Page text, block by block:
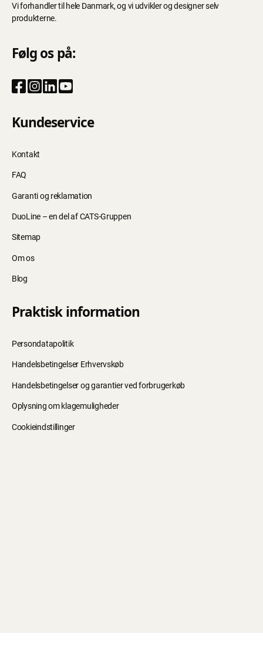
Vi forhandler til hele Danmark, og vi udvikler og designer selv
produkterne.
Følg os på:
Kundeservice
Kontakt
FAQ
Garanti og reklamation
DuoLine – en del af CATS-Gruppen
Sitemap
Om os
Blog
Praktisk information
Persondatapolitik
Handelsbetingelser Erhvervskøb
Handelsbetingelser og garantier ved forbrugerkøb
Oplysning om klagemuligheder
Cookieindstillinger